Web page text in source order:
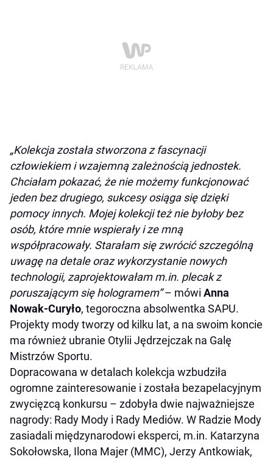
„Kolekcja została stworzona z fascynacji
człowiekiem i wzajemną zależnością jednostek.
Chciałam pokazać, że nie możemy funkcjonować
jeden bez drugiego, sukcesy osiąga się dzięki
pomocy innych. Mojej kolekcji też nie byłoby bez
osób, które mnie wspierały i ze mną
współpracowały. Starałam się zwrócić szczególną
uwagę na detale oraz wykorzystanie nowych
technologii, zaprojektowałam m.in. plecak z
poruszającym się hologramem”– mówi Anna
Nowak-Curyło, tegoroczna absolwentka SAPU.
Projekty mody tworzy od kilku lat, a na swoim koncie
ma również ubranie Otylii Jędrzejczak na Galę
Mistrzów Sportu.
Dopracowana w detalach kolekcja wzbudziła
ogromne zainteresowanie i została bezapelacyjnym
zwycięzcą konkursu – zdobyła dwie najważniejsze
nagrody: Rady Mody i Rady Mediów. W Radzie Mody
zasiadali międzynarodowi eksperci, m.in. Katarzyna
Sokołowska, Ilona Majer (MMC), Jerzy Antkowiak,